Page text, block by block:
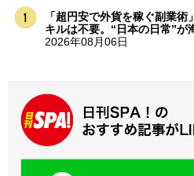
「超円安で外貨を稼ぐ副業術
キルは不要。“日本の日常”が
2026年08月06日